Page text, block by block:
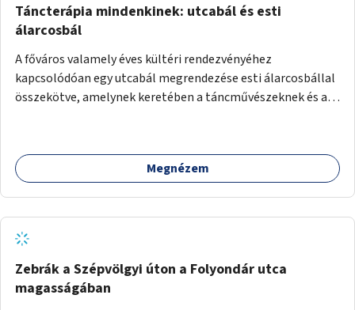
Táncterápia mindenkinek: utcabál és esti
álarcosbál
A főváros valamely éves kültéri rendezvényéhez
kapcsolódóan egy utcabál megrendezése esti álarcosbállal
összekötve, amelynek keretében a táncművészeknek és a
megismertessék őket a tánc jótékony hatásaival. Olyan
táncos aktivitások ingyenes kipróbálására nyílik lehetőség
Megnézem
Zebrák a Szépvölgyi úton a Folyondár utca
magasságában